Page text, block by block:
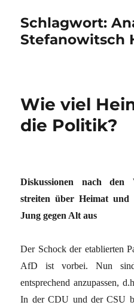
Schlagwort:
Stefanowitsch
Wie viel
die Politik?
Diskussionen nach den
streiten über Heimat
Jung gegen Alt aus
Der Schock der etablierten
AfD ist vorbei. Nun
entsprechend anzupassen,
In der CDU und der CSU